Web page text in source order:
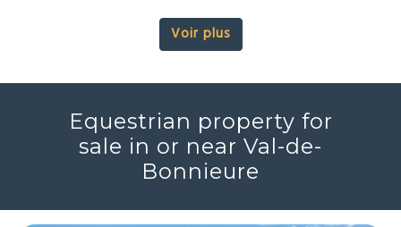
Voir plus
Equestrian property for
sale in or near Val-de-
Bonnieure